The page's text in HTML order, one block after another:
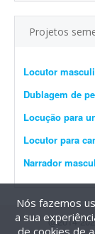
Projetos
Locutor
Locução para
Locutor para
Narrador
@2014-
Nós fazemos
a sua
de cookies de